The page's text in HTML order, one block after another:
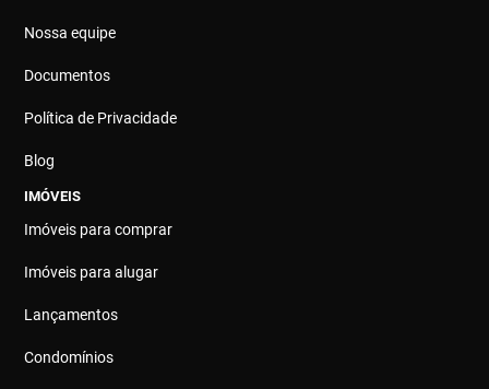
Nossa equipe
Documentos
Política de Privacidade
Blog
IMÓVEIS
Imóveis para comprar
Imóveis para alugar
Lançamentos
Condomínios